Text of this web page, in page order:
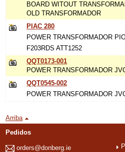
BOARD WITOUT
OLD TRANSFORMADOR
PIAC 280
POWER TRANSFORMADOR
F203RDS ATT1252
QQT0173-001
POWER TRANSFORMADOR
QQT0545-002
POWER TRANSFORMADOR
Arriba
Pedidos
orders@donberg.ie